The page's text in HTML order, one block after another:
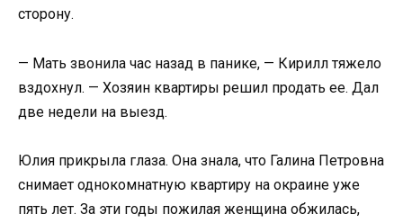
сторону.
— Мать звонила час назад в панике, — Кирилл тяжело
вздохнул. — Хозяин квартиры решил продать ее. Дал
две недели на выезд.
Юлия прикрыла глаза. Она знала, что Галина Петровна
снимает однокомнатную квартиру на окраине уже
пять лет. За эти годы пожилая женщина обжилась,